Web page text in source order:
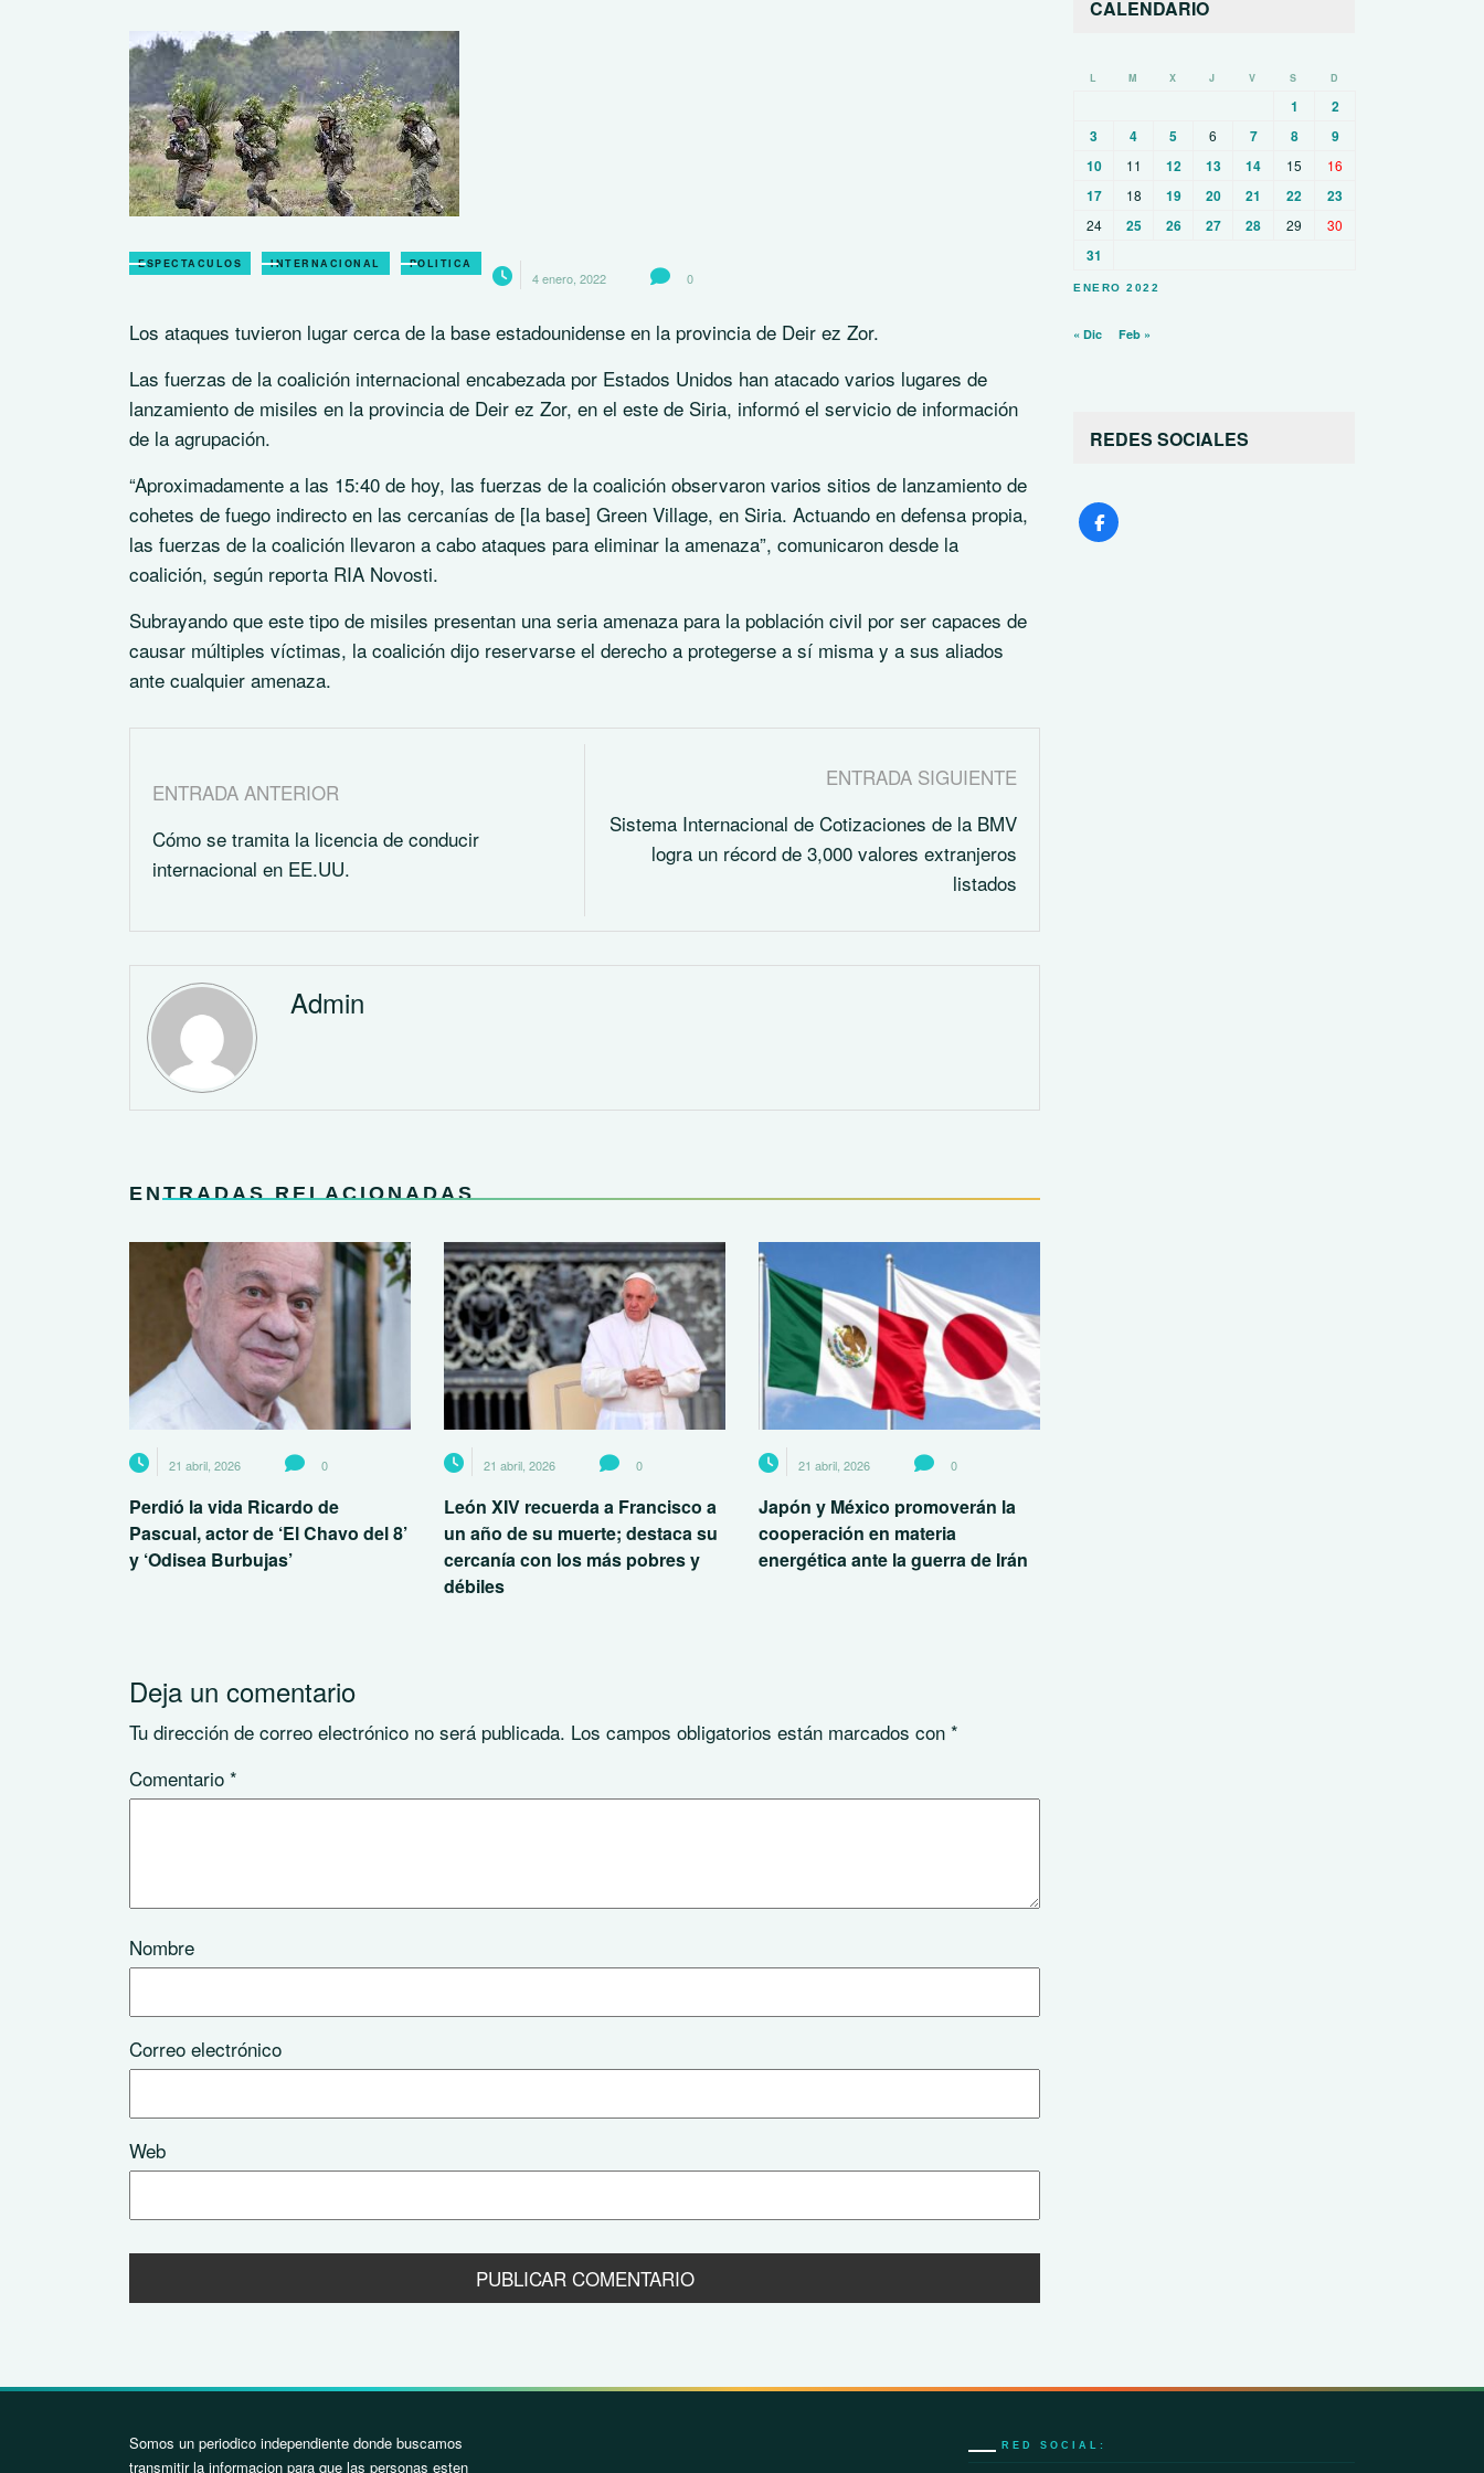
ESPECTACULOS INTERNACIONAL POLITICA
4 enero, 2022 0
Los ataques tuvieron lugar cerca de la base estadounidense en la provincia de Deir ez Zor.
Las fuerzas de la coalición internacional encabezada por Estados Unidos han atacado varios lugares de
lanzamiento de misiles en la provincia de Deir ez Zor, en el este de Siria, informó el servicio de información
de la agrupación.
“Aproximadamente a las 15:40 de hoy, las fuerzas de la coalición observaron varios sitios de lanzamiento de
cohetes de fuego indirecto en las cercanías de [la base] Green Village, en Siria. Actuando en defensa propia,
las fuerzas de la coalición llevaron a cabo ataques para eliminar la amenaza”, comunicaron desde la
coalición, según reporta RIA Novosti.
Subrayando que este tipo de misiles presentan una seria amenaza para la población civil por ser capaces de
causar múltiples víctimas, la coalición dijo reservarse el derecho a protegerse a sí misma y a sus aliados
ante cualquier amenaza.
ENTRADA ANTERIOR
Cómo se tramita la licencia de conducir
internacional en EE.UU.
ENTRADA SIGUIENTE
Sistema Internacional de Cotizaciones de la BMV
logra un récord de 3,000 valores extranjeros
listados
Admin
ENTRADAS RELACIONADAS
21 abril, 2026 0
Perdió la vida Ricardo de
Pascual, actor de ‘El Chavo del 8’
y ‘Odisea Burbujas’
21 abril, 2026 0
León XIV recuerda a Francisco a
un año de su muerte; destaca su
cercanía con los más pobres y
débiles
21 abril, 2026 0
Japón y México promoverán la
cooperación en materia
energética ante la guerra de Irán
Deja un comentario
Tu dirección de correo electrónico no será publicada. Los campos obligatorios están marcados con *
Comentario *
Nombre
Correo electrónico
Web
CALENDARIO
ENERO 2022
L M X J V S D
1
2
3
4 5 6 7 8
9
10
11 12 13 14 15 16
17 18 19 20 21 22 23
24 25 26 27 28 29 30
31
« Dic Feb »
REDES SOCIALES
Somos un periodico independiente donde buscamos
transmitir la informacion para que las personas esten
RED SOCIAL: